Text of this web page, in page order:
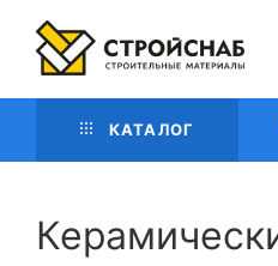
КАТАЛОГ